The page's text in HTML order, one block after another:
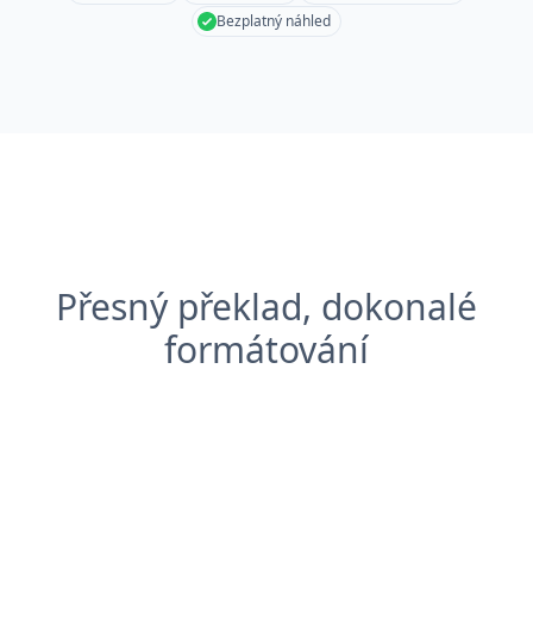
Bezplatný náhled
Přesný překlad, dokonalé
formátování